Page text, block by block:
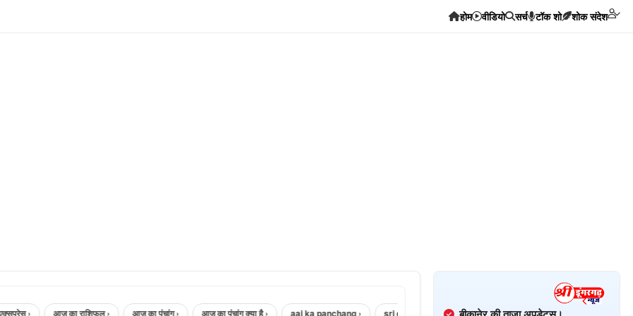
होम वीडियो सर्च टॉक शो शोक संदेश
› आज का राशिफल › आज का पंचांग › आज का पंचांग क्या है › aaj ka panchang › sri dungargarh corona news › sri dungargarh news in hindi ›